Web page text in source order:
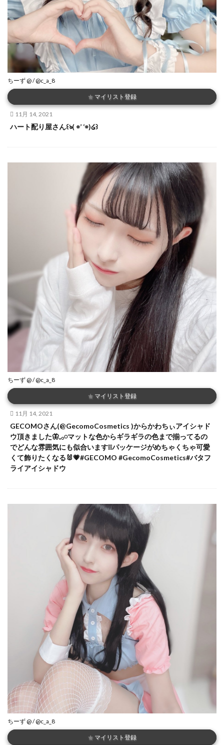
ちーず @ / @c_a_8
★ マイリスト登録
11月 14, 2021
ハート配り屋さん꒰ঌ( ⌯’ ‘⌯)໒꒱
ちーず @ / @c_a_8
★ マイリスト登録
11月 14, 2021
GECOMOさん(@GecomoCosmetics )からかわちぃアイシャド
ウ頂きました🦋𓈒𓂂𓏸マットな色からギラギラの色まで揃ってるの
でどんな雰囲気にも似合います❕❕パッケージがめちゃくちゃ可愛
くて飾りたくなる🐰💗#GECOMO #GecomoCosmetics#バタフ
ライアイシャドウ
ちーず @ / @c_a_8
★ マイリスト登録